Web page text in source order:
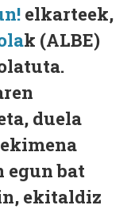
elkarteek,
k (ALBE)
duela
egun bat
ekitaldiz